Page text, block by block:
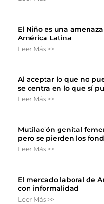
El Niño es una
América Latina
Leer Más >>
Al aceptar lo que no
se centra en lo que sí
Leer Más >>
Mutilación genital
pero se pierden los
Leer Más >>
El mercado laboral de
con informalidad
Leer Más >>